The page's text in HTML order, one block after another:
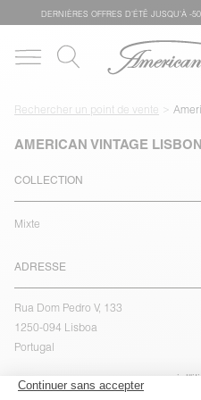
DERNIÈRES OFFRES D'ÉTÊ JUSQU'À -
Rechercher un point de vente
AMERICAN VINTAGE
COLLECTION
Mixte
ADRESSE
Rua Dom Pedro V, 133
1250-094 Lisboa
Portugal
voir